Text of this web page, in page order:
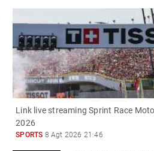
Link live streaming Sprint Race
2026
SPORTS 8 Agt 2026 21:46